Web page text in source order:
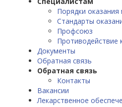
Порядки
Стандарты
Профсоюз
Противодействие
Документы
Обратная связь
Обратная связь
Контакты
Вакансии
Лекарственное